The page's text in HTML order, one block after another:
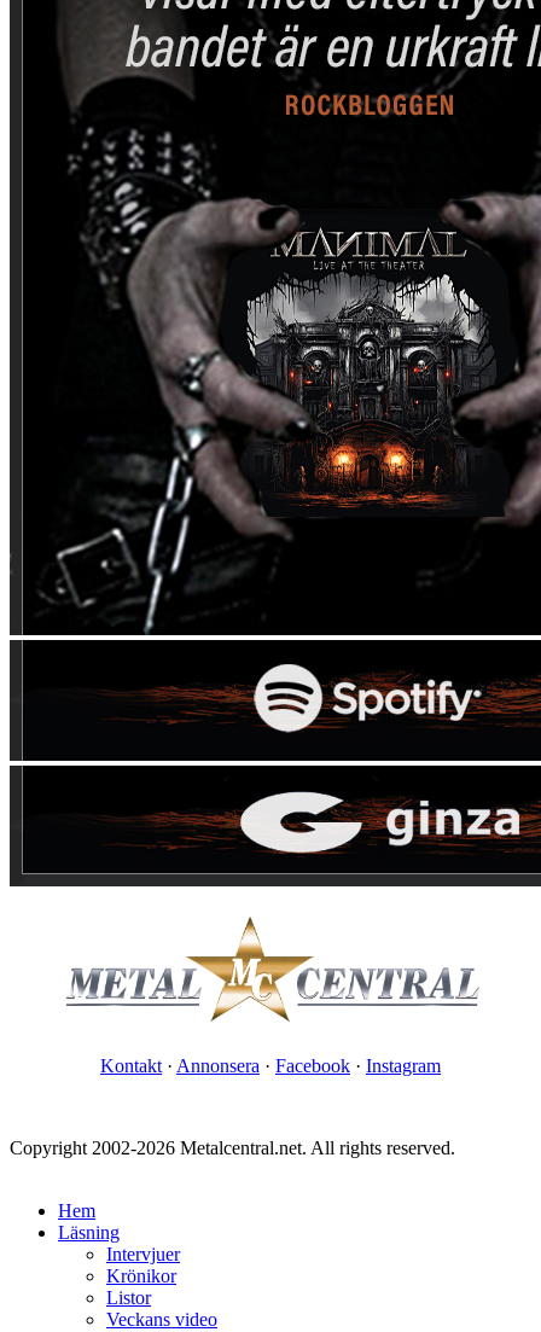
Kontakt · Annonsera · Facebook · Instagram
Copyright 2002-2026 Metalcentral.net. All rights reserved.
Hem
Läsning
Intervjuer
Krönikor
Listor
Veckans video